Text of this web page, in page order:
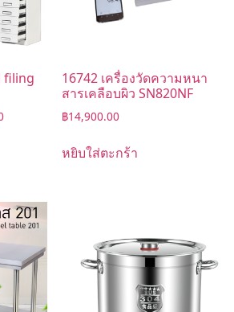
filing
16742 เครื่องวัดความหนา
สารเคลือบผิว SN820NF
฿14,900.00
หยิบใส่ตะกร้า